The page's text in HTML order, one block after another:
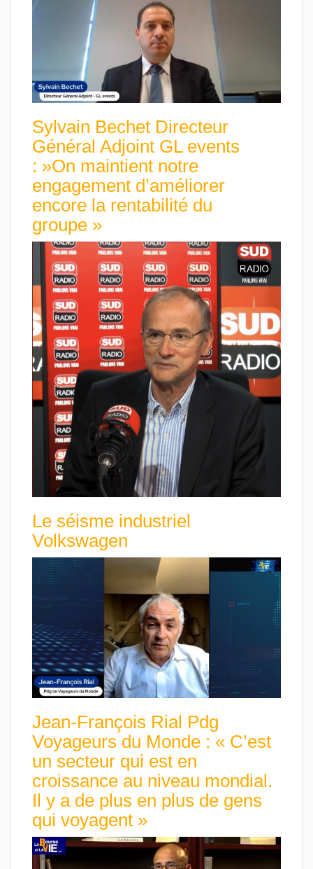
Sylvain Bechet Directeur
Général Adjoint GL events
: »On maintient notre
engagement d’améliorer
encore la rentabilité du
groupe »
Le séisme industriel
Volkswagen
Jean-François Rial Pdg
Voyageurs du Monde : « C’est
un secteur qui est en
croissance au niveau mondial.
Il y a de plus en plus de gens
qui voyagent »